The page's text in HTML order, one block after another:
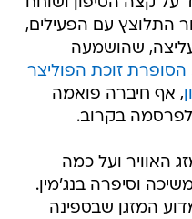
קצה הסיפון ושוחח
התלוצץ עם הפעילים,
עליצה, שהושמעה
הסופרת זוכת הפוליצר
, אף חיברה פואמה
בקרוב.
האוויר ועל כמה
וסיפרה בנג'מין.
המזגן שבספינה